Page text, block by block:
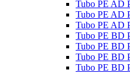
Tubo PE AD
Tubo PE AD
Tubo PE AD
Tubo PE BD
Tubo PE BD
Tubo PE BD
Tubo PE BD